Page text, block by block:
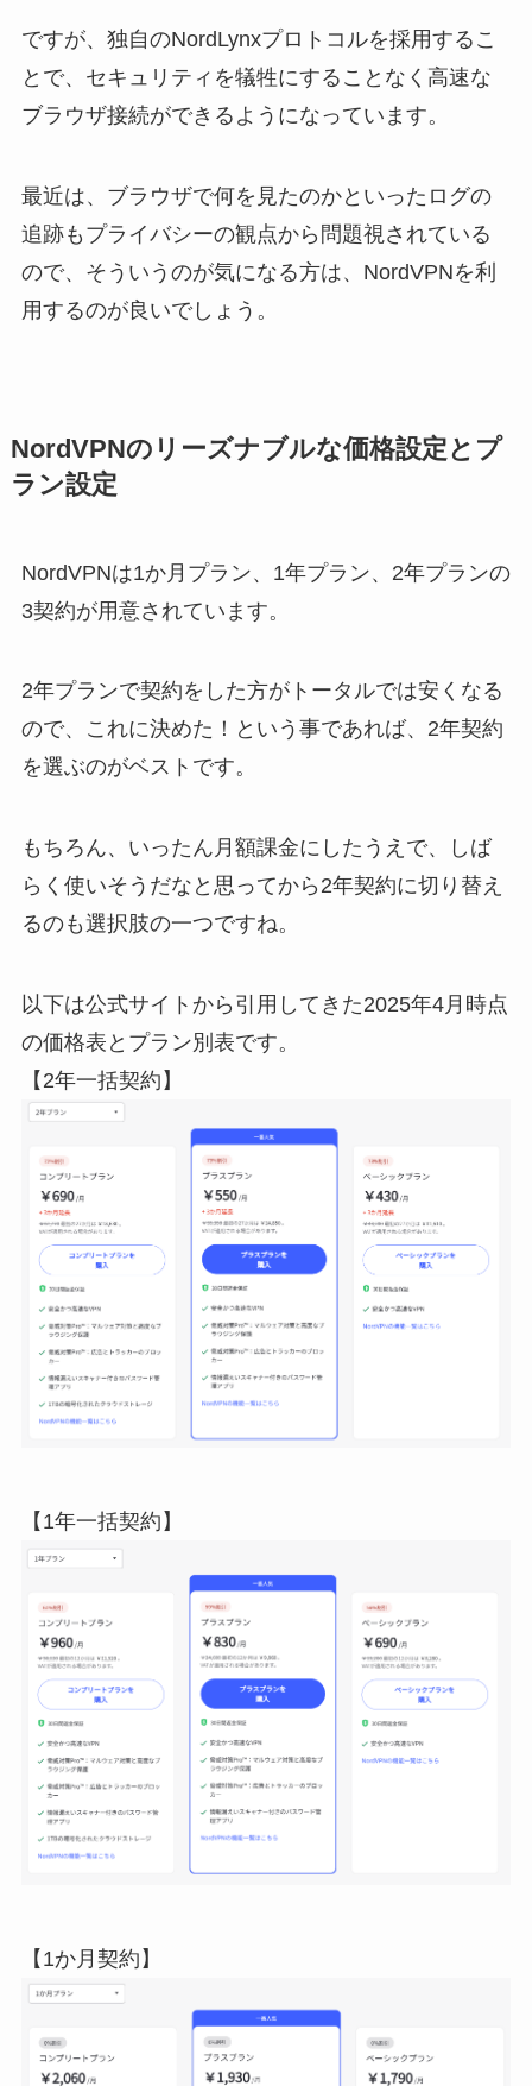
ですが、独自のNordLynxプロトコルを採用するこ
とで、セキュリティを犠牲にすることなく高速な
ブラウザ接続ができるようになっています。
最近は、ブラウザで何を見たのかといったログの
追跡もプライバシーの観点から問題視されている
ので、そういうのが気になる方は、NordVPNを利
用するのが良いでしょう。
NordVPNのリーズナブルな価格設定とプ
ラン設定
NordVPNは1か月プラン、1年プラン、2年プランの
3契約が用意されています。
2年プランで契約をした方がトータルでは安くなる
ので、これに決めた！という事であれば、2年契約
を選ぶのがベストです。
もちろん、いったん月額課金にしたうえで、しば
らく使いそうだなと思ってから2年契約に切り替え
るのも選択肢の一つですね。
以下は公式サイトから引用してきた2025年4月時点
の価格表とプラン別表です。
【2年一括契約】
【1年一括契約】
【1か月契約】